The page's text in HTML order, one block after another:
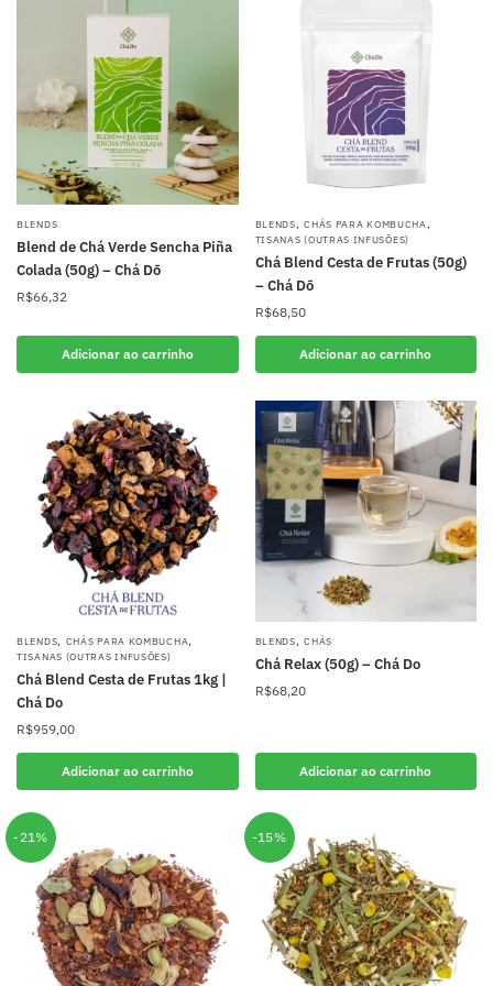
BLENDS
Blend de Chá Verde Sencha Piña
Colada (50g) – Chá Dō
R$66,32
Adicionar ao carrinho
BLENDS,CHÁS PARA KOMBUCHA ,
TISANAS (OUTRAS INFUSÕES)
Chá Blend Cesta de Frutas (50g)
– Chá Dō
R$68,50
Adicionar ao carrinho
BLENDS, CHÁS PARA KOMBUCHA,
TISANAS (OUTRAS INFUSÕES)
Chá Blend Cesta de Frutas 1kg |
Chá Do
R$959,00
Adicionar ao carrinho
BLENDS,CHÁS
Chá Relax (50g) – Chá Do
R$68,20
Adicionar ao carrinho
-21% -15%